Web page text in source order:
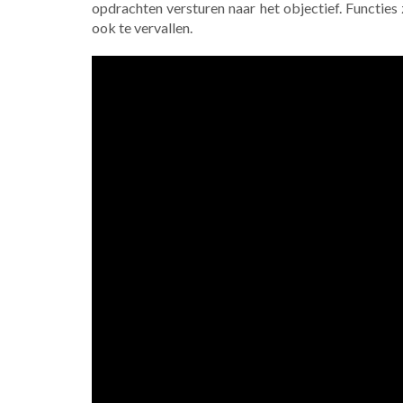
opdrachten versturen naar het objectief.
ook te vervallen.